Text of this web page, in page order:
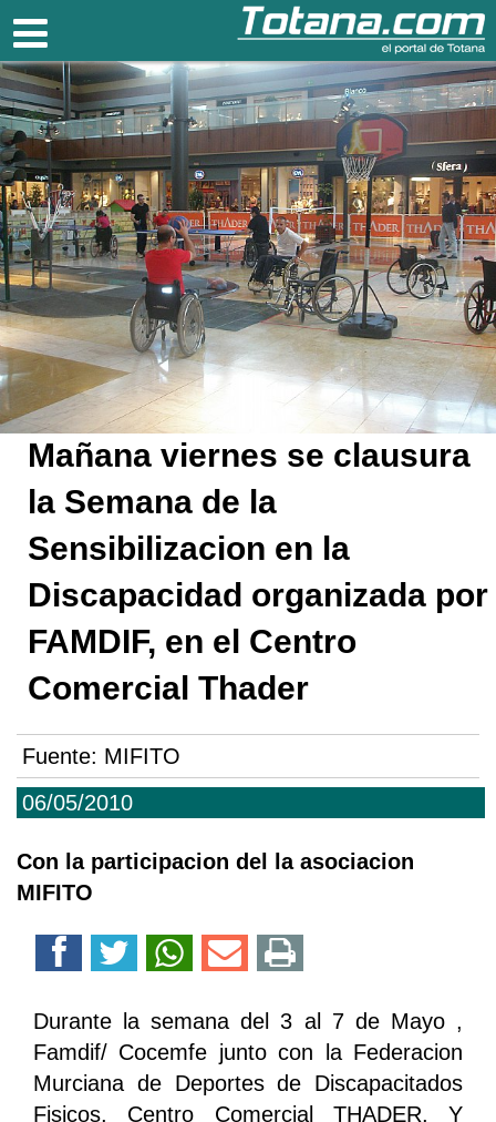
Totana.com
06/05/2010
Mañana viernes se clausura
la Semana de la
Sensibilizacion en la
Discapacidad organizada por
FAMDIF, en el Centro
Comercial Thader
Fuente: MIFITO
Con la participacion del la asociacion
MIFITO
Durante la semana del 3 al 7 de Mayo ,
Famdif/ Cocemfe junto con la Federacion
Murciana de Deportes de Discapacitados
Fisicos, Centro Comercial THADER, Y